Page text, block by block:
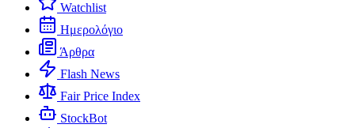
Watchlist
Ημερολόγιο
Άρθρα
Flash News
Fair Price Index
StockBot